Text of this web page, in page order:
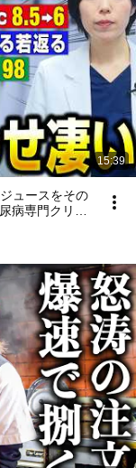
15:39
ュースをその
病専門クリニ